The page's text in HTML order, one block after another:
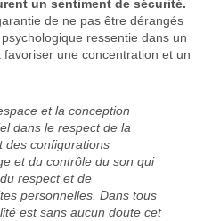
un sentiment de sécurité.
de ne pas être dérangés
ressentie dans un
une concentration et un
et la conception
dans le respect de la
des configurations
et du contrôle du son qui
respect et de
personnelles. Dans tous
est sans aucun doute cet